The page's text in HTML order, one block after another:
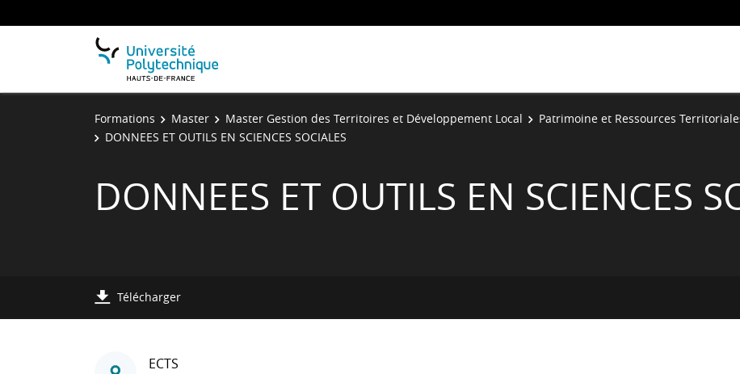
Formations Master Master Gestion des Territoires et Développement Local
Patrimoine et Ressources
DONNEES ET OUTILS EN SCIENCES SOCIALES
DONNEES ET OUTILS EN SCIENCES
Télécharger
ECTS